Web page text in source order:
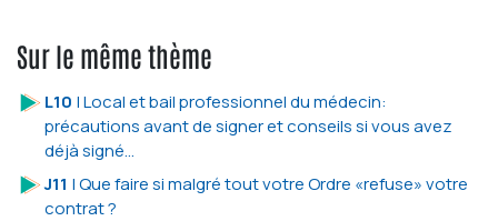
Sur le même thème
L10 | Local et bail professionnel du médecin:
précautions avant de signer et conseils si vous avez
déjà signé…
J11 | Que faire si malgré tout votre Ordre «refuse» votre
contrat ?